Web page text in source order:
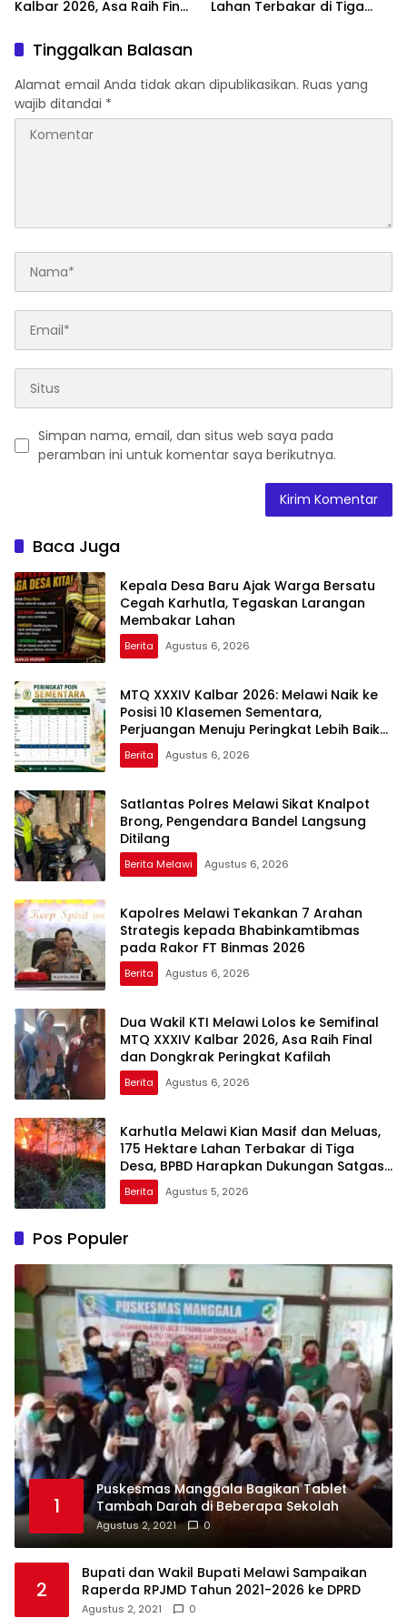
Kalbar 2026, Asa Raih Final
Kafilah
Lahan Terbakar di Tiga
Tinggalkan Balasan
Alamat email Anda tidak akan dipublikasikan. Ruas yang
wajib ditandai *
Simpan nama, email, dan situs web saya pada
peramban ini untuk komentar saya berikutnya.
Baca Juga
Kepala Desa Baru Ajak Warga Bersatu
Cegah Karhutla, Tegaskan Larangan
Membakar Lahan
Berita Agustus 6, 2026
MTQ XXXIV Kalbar 2026: Melawi Naik ke
Posisi 10 Klasemen Sementara,
Perjuangan Menuju Peringkat Lebih Baik
Berlanjut
Berita Agustus 6, 2026
Satlantas Polres Melawi Sikat Knalpot
Brong, Pengendara Bandel Langsung
Ditilang
Berita Melawi Agustus 6, 2026
Kapolres Melawi Tekankan 7 Arahan
Strategis kepada Bhabinkamtibmas
pada Rakor FT Binmas 2026
Berita Agustus 6, 2026
Dua Wakil KTI Melawi Lolos ke Semifinal
MTQ XXXIV Kalbar 2026, Asa Raih Final
dan Dongkrak Peringkat Kafilah
Berita Agustus 6, 2026
Karhutla Melawi Kian Masif dan Meluas,
175 Hektare Lahan Terbakar di Tiga
Desa, BPBD Harapkan Dukungan Satgas
Udara
Berita Agustus 5, 2026
Pos Populer
1
Puskesmas Manggala Bagikan Tablet
Tambah Darah di Beberapa Sekolah
Agustus 2, 2021 0
2
Bupati dan Wakil Bupati Melawi Sampaikan
Raperda RPJMD Tahun 2021-2026 ke DPRD
Agustus 2, 2021 0